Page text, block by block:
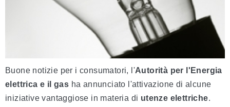
Buone notizie per i consumatori, l'Autorità per l'Energia
elettrica e il gas ha annunciato l'attivazione di alcune
iniziative vantaggiose in materia di utenze elettriche.